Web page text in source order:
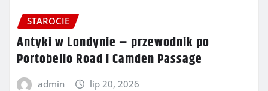
STAROCIE
Antyki w Londynie – przewodnik po
Portobello Road i Camden Passage
admin lip 20, 2026